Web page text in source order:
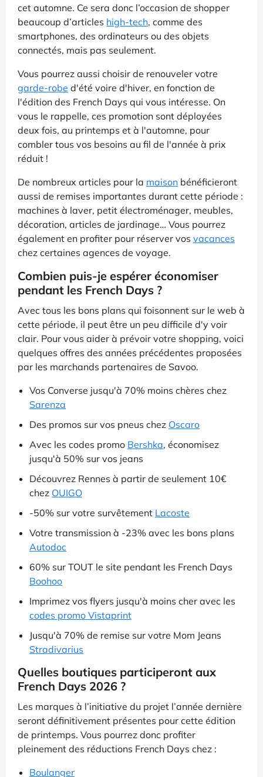
cet automne. Ce sera donc l’occasion de shopper
beaucoup d’articles high-tech, comme des
smartphones, des ordinateurs ou des objets
connectés, mais pas seulement.
Vous pourrez aussi choisir de renouveler votre
garde-robe d'été voire d'hiver, en fonction de
l'édition des French Days qui vous intéresse. On
vous le rappelle, ces promotion sont déployées
deux fois, au printemps et à l'automne, pour
combler tous vos besoins au fil de l'année à prix
réduit !
De nombreux articles pour la maison bénéficieront
aussi de remises importantes durant cette période :
machines à laver, petit électroménager, meubles,
décoration, articles de jardinage… Vous pourrez
également en profiter pour réserver vos vacances
chez certaines agences de voyage.
Combien puis-je espérer économiser
pendant les French Days ?
Avec tous les bons plans qui foisonnent sur le web à
cette période, il peut être un peu difficile d'y voir
clair. Pour vous aider à prévoir votre shopping, voici
quelques offres des années précédentes proposées
par les marchands partenaires de Savoo.
Vos Converse jusqu'à 70% moins chères chez
Sarenza
Des promos sur vos pneus chez Oscaro
Avec les codes promo Bershka, économisez
jusqu'à 50% sur vos jeans
Découvrez Rennes à partir de seulement 10€
chez OUIGO
-50% sur votre survêtement Lacoste
Votre transmission à -23% avec les bons plans
Autodoc
60% sur TOUT le site pendant les French Days
Boohoo
Imprimez vos flyers jusqu'à moins cher avec les
codes promo Vistaprint
Jusqu'à 70% de remise sur votre Mom Jeans
Stradivarius
Quelles boutiques participeront aux
French Days 2026 ?
Les marques à l’initiative du projet l’année dernière
seront définitivement présentes pour cette édition
de printemps. Vous pourrez donc profiter
pleinement des réductions French Days chez :
Boulanger